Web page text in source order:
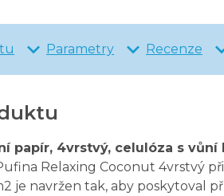
Parametry Recenze
papír, 4vrstvý, celulóza s vůní
Relaxing Coconut 4vrstvý
je navržen tak, aby